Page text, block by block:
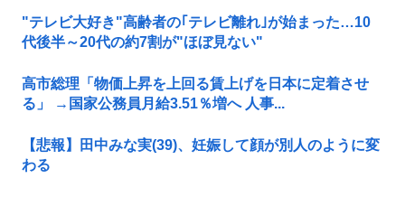
"テレビ大好き"高齢者の｢テレビ離れ｣が始まった…10
代後半～20代の約7割が"ほぼ見ない"
高市総理「物価上昇を上回る賃上げを日本に定着させ
る」 →国家公務員月給3.51％増へ 人事...
【悲報】田中みな実(39)、妊娠して顔が別人のように変
わる